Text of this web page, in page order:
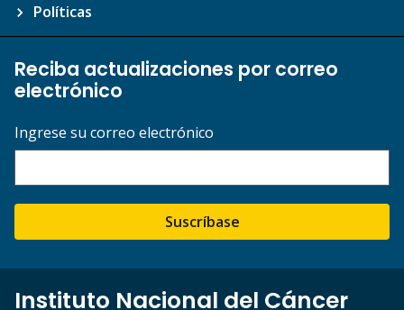
Políticas
Reciba actualizaciones por correo
electrónico
Ingrese su correo electrónico
Suscríbase
Instituto Nacional del Cáncer